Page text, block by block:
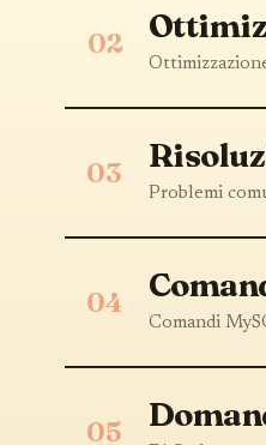
02
03
Problemi
04
Comandi
05